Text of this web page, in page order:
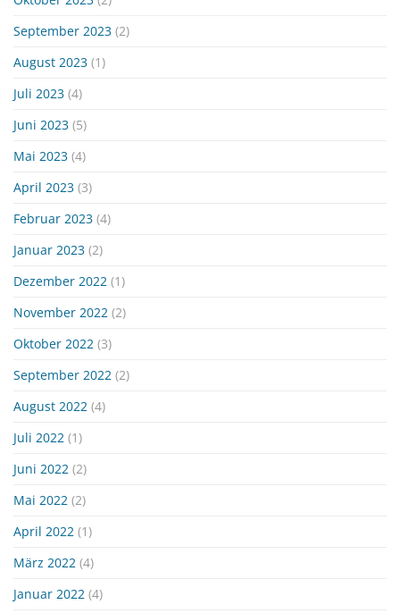
September 2023 (2)
August 2023 (1)
Juli 2023 (4)
Juni 2023 (5)
Mai 2023 (4)
April 2023 (3)
Februar 2023 (4)
Januar 2023 (2)
Dezember 2022 (1)
November 2022 (2)
Oktober 2022 (3)
September 2022 (2)
August 2022 (4)
Juli 2022 (1)
Juni 2022 (2)
Mai 2022 (2)
April 2022 (1)
März 2022 (4)
Januar 2022 (4)